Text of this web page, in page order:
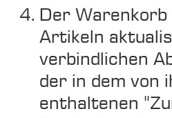
Der Warenkorb
Artikeln
verbindlichen
der in dem von
enthaltenen